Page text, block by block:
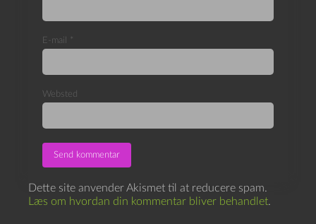
E-mail *
Websted
Dette site anvender Akismet til at reducere spam.
Læs om hvordan din kommentar bliver behandlet.